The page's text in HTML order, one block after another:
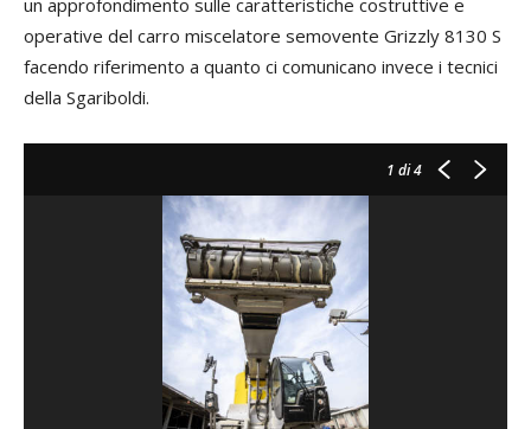
operative del carro miscelatore semovente Grizzly 8130 S
facendo riferimento a quanto ci comunicano invece i tecnici
della Sgariboldi.
1 di 4